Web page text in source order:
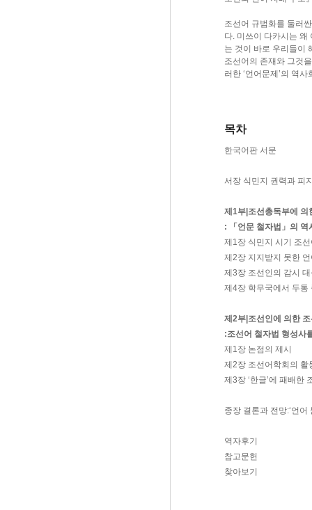
조선어 규범화를 둘러
다. 미쓰이 다카시는
는 것이 바로 우리들이
조선어의 존재와 그것
러한 ‘언어문제’의 역
목차
한국어판 서문
서장 식민지 권력과 피
제1부|조선총독부에
: 「언문 철자법」의 역
제1장 식민지 시기 조
제2장 지지받지 못한
제3장 조선인의 감시
제4장 학무국에서 두
제2부|조선인에 의한
:조선어 철자법 형성사
제1장 논점의 제시
제2장 조선어학회의
제3장 ‘한글’에 패배한
종장 결론과 전망:‘언
역자후기
참고문헌
찾아보기